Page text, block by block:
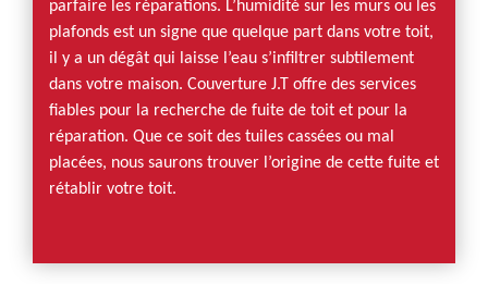
parfaire les réparations. L’humidité sur les murs ou les
plafonds est un signe que quelque part dans votre toit,
il y a un dégât qui laisse l’eau s’infiltrer subtilement
dans votre maison. Couverture J.T offre des services
fiables pour la recherche de fuite de toit et pour la
réparation. Que ce soit des tuiles cassées ou mal
placées, nous saurons trouver l’origine de cette fuite et
rétablir votre toit.